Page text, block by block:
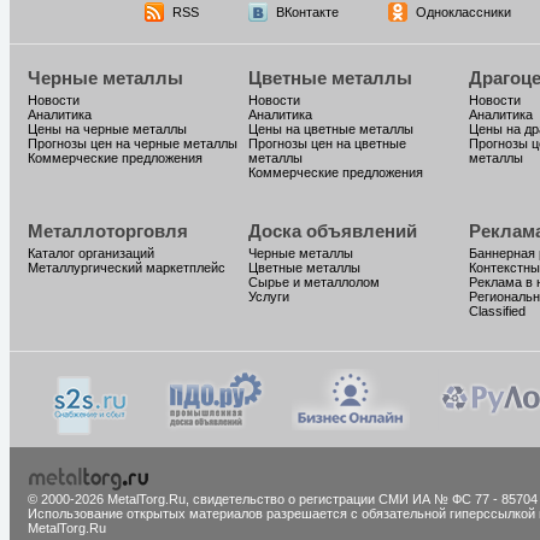
RSS ВКонтакте Одноклассники
Черные металлы
Новости
Аналитика
Цены на черные металлы
Прогнозы цен на черные металлы
Коммерческие предложения
Цветные металлы
Новости
Аналитика
Цены на цветные металлы
Прогнозы цен на цветные
металлы
Коммерческие предложения
Новости
Аналитика
Цены на
Прогнозы
металлы
Металлоторговля
Каталог организаций
Металлургический маркетплейс
Доска объявлений
Черные металлы
Цветные металлы
Сырье и металлолом
Услуги
Баннерная
Реклама в
Classified
© 2000-2026 MetalTorg.Ru, cвидетельство о регистрации СМИ ИА № ФС 77 - 85704
Использование открытых материалов разрешается с обязательной гиперссылкой
MetalTorg.Ru